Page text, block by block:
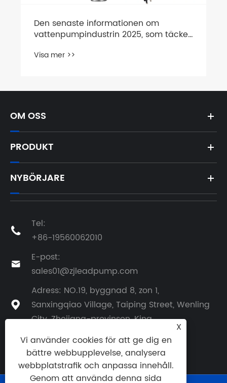
Den senaste informationen om
vattenpumpindustrin 2025, som täcker
konkurrenslandskap och
Visa mer >>
OM OSS
PRODUKT
NYBÖRJARE

Tel:
+86-19560062010

E-post:
sales01@zjleadpump.com

Adress: NO.19, byggnad 8, zon 1,
Sanxingqiao Village, Taiping Street, Wenling
City, Zhejiang-provinsen, Kina
X
Vi använder cookies för att ge dig en
bättre webbupplevelse, analysera
webbplatstrafik och anpassa innehåll.
Genom att använda denna sida